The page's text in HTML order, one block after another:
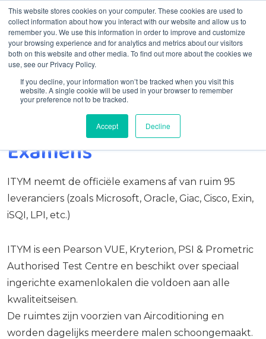
This website stores cookies on your computer. These cookies are used to
collect information about how you interact with our website and allow us to
remember you. We use this information in order to improve and customize
your browsing experience and for analytics and metrics about our visitors
both on this website and other media. To find out more about the cookies we
use, see our Privacy Policy.
If you decline, your information won’t be tracked when you visit this
website. A single cookie will be used in your browser to remember
your preference not to be tracked.
Accept Decline
Menu
Kennis & Training Examens
Examens
ITYM neemt de officiële examens af van ruim 95
leveranciers (zoals Microsoft, Oracle, Giac, Cisco, Exin,
iSQI, LPI, etc.)
ITYM is een Pearson VUE, Kryterion, PSI & Prometric
Authorised Test Centre en beschikt over speciaal
ingerichte examenlokalen die voldoen aan alle
kwaliteitseisen.
De ruimtes zijn voorzien van Aircoditioning en
worden dagelijks meerdere malen schoongemaakt.